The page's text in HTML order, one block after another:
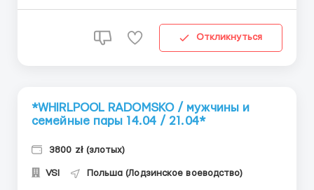
работы: Rudawka 80, 43-382 Bielsko-Biała Должность:
Работник автомобильного произв...
Откликнуться
*WHIRLPOOL RADOMSKO / мужчины и
семейные пары 14.04 / 21.04*
3800 zł (злотых)
VSI Польша (Лодзинское воеводство)